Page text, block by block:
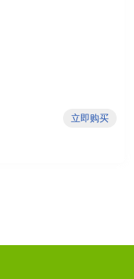
立即购买